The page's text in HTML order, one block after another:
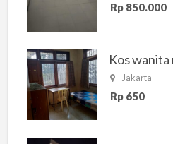
Rp 850.000
Jakarta
Rp 650